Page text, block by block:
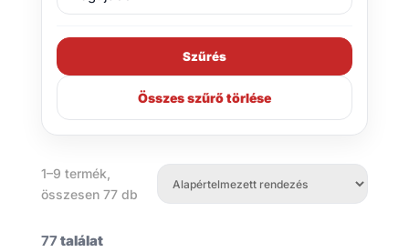
Szűrés
Összes szűrő törlése
1–9 termék,
összesen 77 db
77találat